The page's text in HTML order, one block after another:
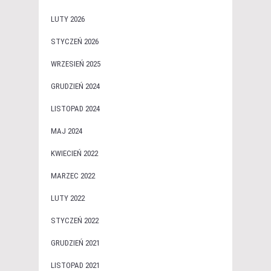
LUTY 2026
STYCZEŃ 2026
WRZESIEŃ 2025
GRUDZIEŃ 2024
LISTOPAD 2024
MAJ 2024
KWIECIEŃ 2022
MARZEC 2022
LUTY 2022
STYCZEŃ 2022
GRUDZIEŃ 2021
LISTOPAD 2021